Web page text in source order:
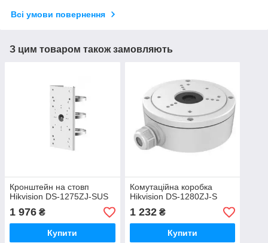
Всі умови повернення
З цим товаром також замовляють
Кронштейн на стовп
Hikvision DS-1275ZJ-SUS
1 976 ₴
Купити
Комутаційна коробка
Hikvision DS-1280ZJ-S
1 232₴
Купити